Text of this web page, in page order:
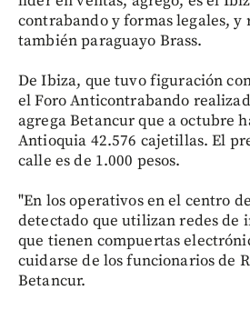
contrabando y formas legales, y
también paraguayo Brass.
De Ibiza, que tuvo figuración
el Foro Anticontrabando
agrega Betancur que a octubre
Antioquia 42.576 cajetillas. El
calle es de 1.000 pesos.
"En los operativos en el centro
detectado que utilizan redes de
que tienen compuertas
cuidarse de los funcionarios de
Betancur.